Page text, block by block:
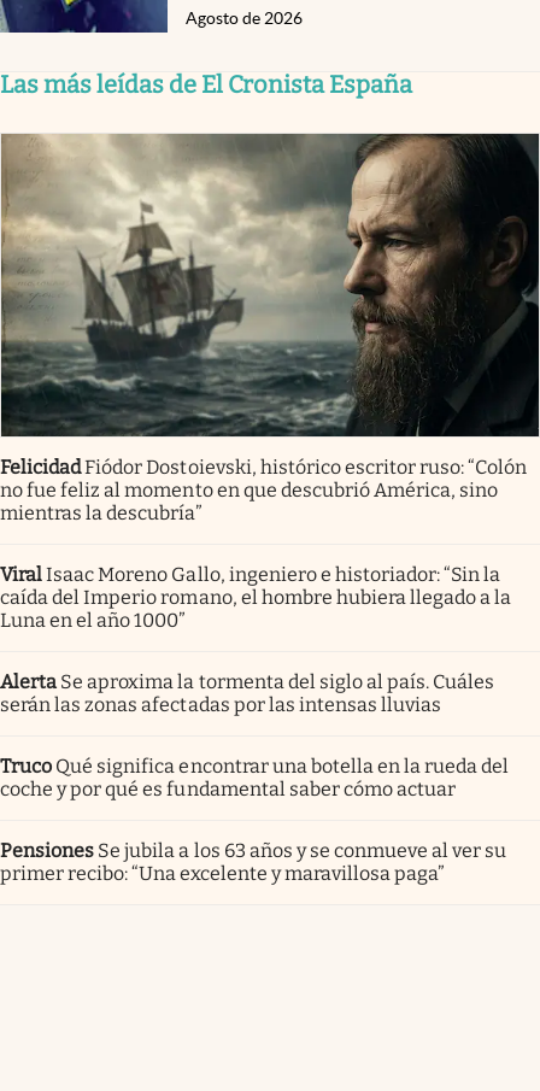
Agosto de 2026
Las más leídas de El Cronista España
FelicidadFiódor Dostoievski, histórico escritor ruso: “Colón
no fue feliz al momento en que descubrió América, sino
mientras la descubría”
ViralIsaac Moreno Gallo, ingeniero e historiador: “Sin la
caída del Imperio romano, el hombre hubiera llegado a la
Luna en el año 1000”
Alerta Se aproxima la tormenta del siglo al país. Cuáles
serán las zonas afectadas por las intensas lluvias
Truco Qué significa encontrar una botella en la rueda del
coche y por qué es fundamental saber cómo actuar
Pensiones Se jubila a los 63 años y se conmueve al ver su
primer recibo: “Una excelente y maravillosa paga”